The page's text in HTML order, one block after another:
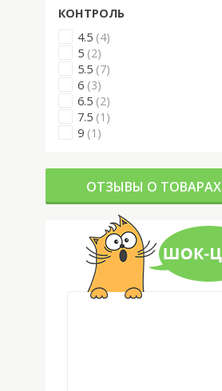
КОНТРОЛЬ
4.5 (4)
5 (2)
5.5 (7)
6 (3)
6.5 (2)
7.5 (1)
9 (1)
ОТЗЫВЫ О ТОВАРАХ